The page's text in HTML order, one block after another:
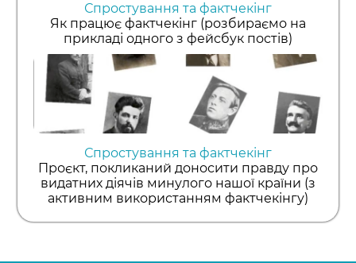
Спростування та фактчекінг
Як працює фактчекінг (розбираємо на
прикладі одного з фейсбук постів)
Спростування та фактчекінг
Проєкт, покликаний доносити правду про
видатних діячів минулого нашої країни (з
активним використанням фактчекінгу)